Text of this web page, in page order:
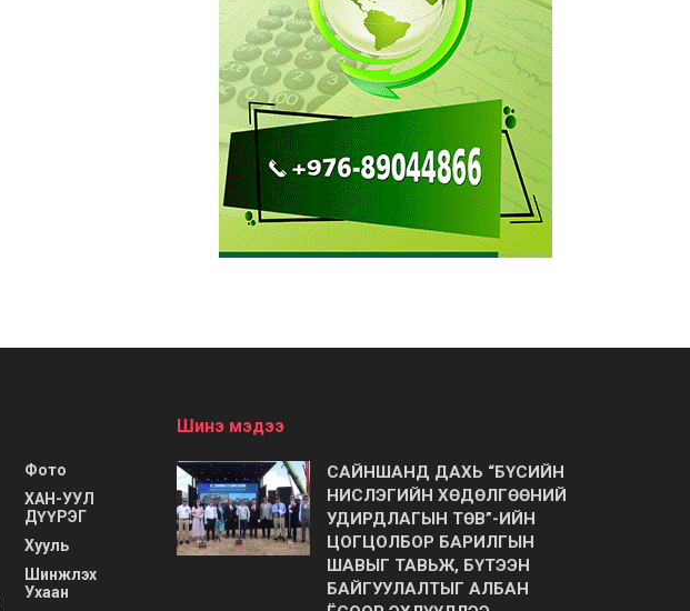
Фото
ХАН-УУЛ
ДҮҮРЭГ
Хууль
Шинжлэх
Ухаан
Шинэ мэдээ
САЙНШАНД ДАХЬ “БҮСИЙН
НИСЛЭГИЙН ХӨДӨЛГӨӨНИЙ
УДИРДЛАГЫН ТӨВ”-ИЙН
ЦОГЦОЛБОР БАРИЛГЫН
ШАВЫГ ТАВЬЖ, БҮТЭЭН
БАЙГУУЛАЛТЫГ АЛБАН